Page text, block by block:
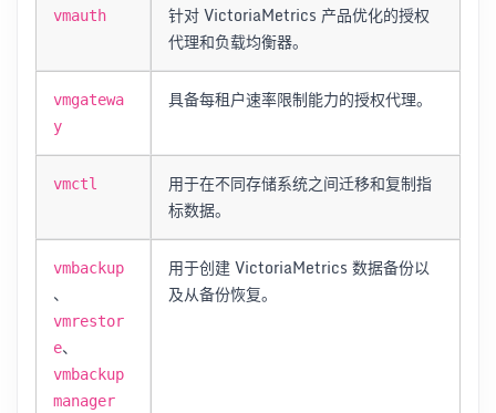
vmauth
针对 VictoriaMetrics 产品优化的授权
代理和负载均衡器。
vmgatewa
y
具备每租户速率限制能力的授权代理。
vmctl
用于在不同存储系统之间迁移和复制指
标数据。
vmbackup
、
vmrestor
e、
vmbackup
manager
用于创建 VictoriaMetrics 数据备份以
及从备份恢复。